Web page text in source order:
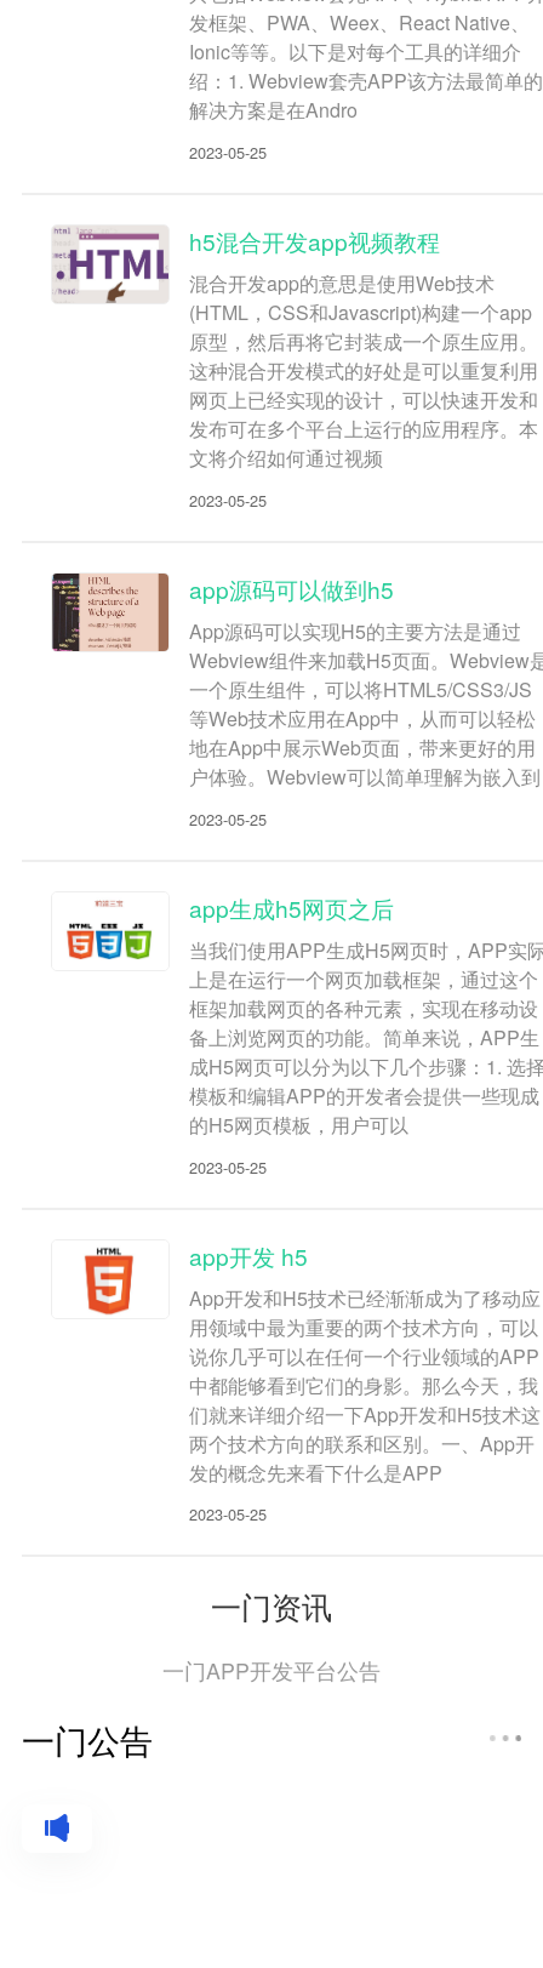
发框架、PWA、Weex、React Native、
Ionic等等。以下是对每个工具的详细介
绍：1. Webview套壳APP该方法最简单的
解决方案是在Andro
2023-05-25
h5混合开发app视频教程
混合开发app的意思是使用Web技术
(HTML，CSS和Javascript)构建一个app
原型，然后再将它封装成一个原生应用。
这种混合开发模式的好处是可以重复利用
网页上已经实现的设计，可以快速开发和
发布可在多个平台上运行的应用程序。本
文将介绍如何通过视频
2023-05-25
app源码可以做到h5
App源码可以实现H5的主要方法是通过
Webview组件来加载H5页面。Webview
一个原生组件，可以将HTML5/CSS3/JS
等Web技术应用在App中，从而可以轻松
地在App中展示Web页面，带来更好的用
户体验。Webview可以简单理解为嵌入到
2023-05-25
app生成h5网页之后
当我们使用APP生成H5网页时，APP实
上是在运行一个网页加载框架，通过这个
框架加载网页的各种元素，实现在移动设
备上浏览网页的功能。简单来说，APP生
成H5网页可以分为以下几个步骤：1. 选
模板和编辑APP的开发者会提供一些现成
的H5网页模板，用户可以
2023-05-25
app开发 h5
App开发和H5技术已经渐渐成为了移动应
用领域中最为重要的两个技术方向，可以
说你几乎可以在任何一个行业领域的APP
中都能够看到它们的身影。那么今天，我
们就来详细介绍一下App开发和H5技术这
两个技术方向的联系和区别。一、App开
发的概念先来看下什么是APP
2023-05-25
一门资讯
一门APP开发平台公告
一门公告